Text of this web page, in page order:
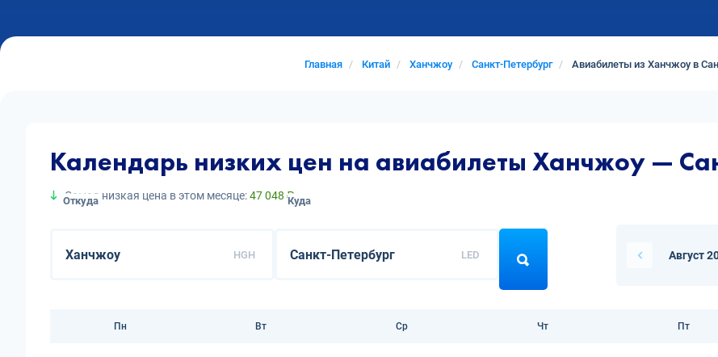
Главная Китай Ханчжоу Санкт-Петербург Авиабилеты из Ханчжоу в
Календарь низких цен на авиабилеты Ханчжоу —
Самая низкая цена в этом месяце:47 048 ₽
Откуда
HGH
Куда
LED Август
Пн Вт Ср Чт Пт